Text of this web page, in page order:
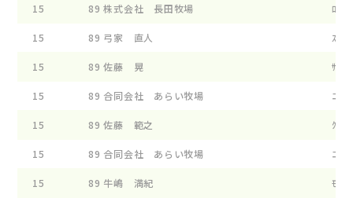
15 89 株式会社 長田牧場 ﾛ-ｽ
15 89 弓家 直人 ｽﾀ-
15 89 佐藤 晃 ｻﾝｼ
15 89 合同会社 あらい牧場 ﾆﾕ-
15 89 佐藤 範之 ｸﾞﾘ
15 89 合同会社 あらい牧場 ﾆﾕ-
15 89 牛嶋 満紀 ﾓ-ﾗ